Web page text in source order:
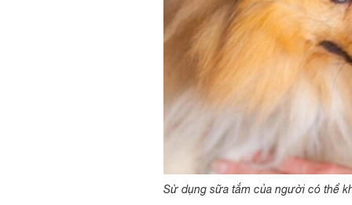
Sử dụng sữa tắm của người có thể